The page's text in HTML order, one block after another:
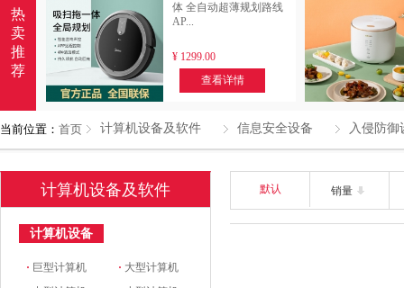
热
卖
推
荐
体 全自动超薄规划路线
AP...
¥ 1299.00
查看详情
当前位置： 首页 计算机设备及软件 信息安全设备 入侵防御
计算机设备及软件
计算机设备
· 巨型计算机 · 大型计算机
默认 销量